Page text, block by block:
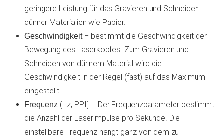
geringere Leistung für das Gravieren und Schneiden
dünner Materialien wie Papier.
Geschwindigkeit– bestimmt die Geschwindigkeit der
Bewegung des Laserkopfes. Zum Gravieren und
Schneiden von dünnem Material wird die
Geschwindigkeit in der Regel (fast) auf das Maximum
eingestellt.
Frequenz (Hz, PPI) – Der Frequenzparameter bestimmt
die Anzahl der Laserimpulse pro Sekunde. Die
einstellbare Frequenz hängt ganz von dem zu